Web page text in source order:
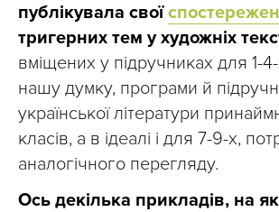
публікувала свої
тригерних тем у художніх
вміщених у підручниках для 1-
нашу думку, програми й
української літератури
класів, а в ідеалі і для 7-9-х,
аналогічного перегляду.
Ось декілька прикладів, на